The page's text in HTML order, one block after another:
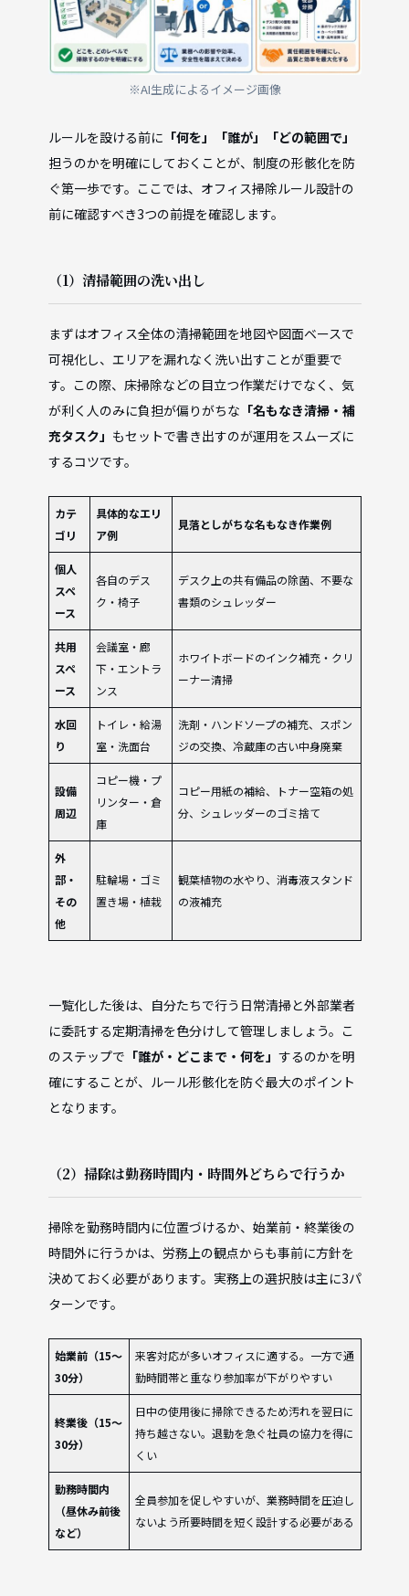
※AI生成によるイメージ画像
ルールを設ける前に 「何を」「誰が」「どの範囲で」
担うのかを明確にしておくことが、制度の形骸化を防
ぐ第一歩です。ここでは、オフィス掃除ルール設計の
前に確認すべき3つの前提を確認します。
（1）清掃範囲の洗い出し
まずはオフィス全体の清掃範囲を地図や図面ベースで
可視化し、エリアを漏れなく洗い出すことが重要で
す。この際、床掃除などの目立つ作業だけでなく、気
が利く人のみに負担が偏りがちな 「名もなき清掃・補
充タスク」 もセットで書き出すのが運用をスムーズに
するコツです。
カテ
ゴリ
具体的なエリ
ア例
見落としがちな名もなき作業例
個人
スペ
ース
各自のデス
ク・椅子
デスク上の共有備品の除菌、不要な
書類のシュレッダー
共用
スペ
ース
会議室・廊
下・エントラ
ンス
ホワイトボードのインク補充・クリ
ーナー清掃
水回
り
トイレ・給湯
室・洗面台
洗剤・ハンドソープの補充、スポン
ジの交換、冷蔵庫の古い中身廃棄
設備
周辺
コピー機・プ
リンター・倉
庫
コピー用紙の補給、トナー空箱の処
分、シュレッダーのゴミ捨て
外
部・
その
他
駐輪場・ゴミ
置き場・植栽
観葉植物の水やり、消毒液スタンド
の液補充
一覧化した後は、自分たちで行う日常清掃と外部業者
に委託する定期清掃を色分けして管理しましょう。こ
のステップで 「誰が・どこまで・何を」 するのかを明
確にすることが、ルール形骸化を防ぐ最大のポイント
となります。
（2）掃除は勤務時間内・時間外どちらで行うか
掃除を勤務時間内に位置づけるか、始業前・終業後の
時間外に行うかは、労務上の観点からも事前に方針を
決めておく必要があります。実務上の選択肢は主に3パ
ターンです。
始業前（15〜
30分）
来客対応が多いオフィスに適する。一方で通
勤時間帯と重なり参加率が下がりやすい
終業後（15〜
30分）
日中の使用後に掃除できるため汚れを翌日に
持ち越さない。退勤を急ぐ社員の協力を得に
くい
勤務時間内
（昼休み前後
など）
全員参加を促しやすいが、業務時間を圧迫し
ないよう所要時間を短く設計する必要がある